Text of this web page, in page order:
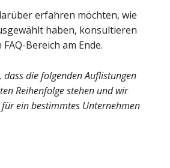
erfahren möchten, wie
haben, konsultieren
Bereich am Ende.
dass die folgenden Auflistungen
Reihenfolge stehen und wir
ein bestimmtes Unternehmen